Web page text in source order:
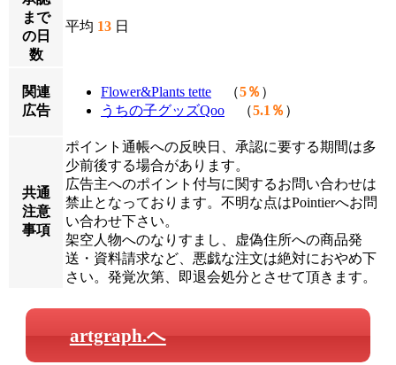
まで
の日
数
平均 13 日
関連
広告
Flower&Plants tette （5％ ）
うちの子グッズQoo （5.1％ ）
共通
注意
事項
ポイント通帳への反映日、承認に要する期間は多
少前後する場合があります。
広告主へのポイント付与に関するお問い合わせは
禁止となっております。不明な点はPointierへお問
い合わせ下さい。
架空人物へのなりすまし、虚偽住所への商品発
送・資料請求など、悪戯な注文は絶対におやめ下
さい。発覚次第、即退会処分とさせて頂きます。
artgraph.へ